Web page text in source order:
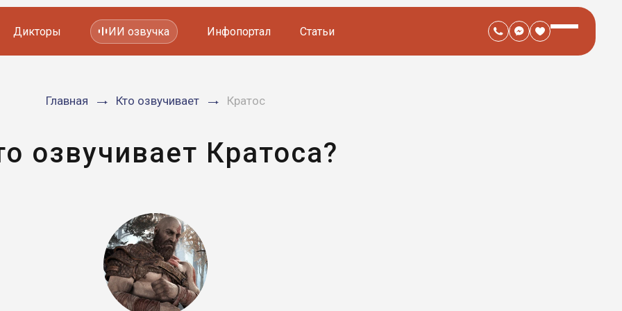
Мультфильмов
Дикторы ИИ озвучка Инфопортал Статьи
Главная Кто озвучивает Кратос
озвучивает Кратоса?